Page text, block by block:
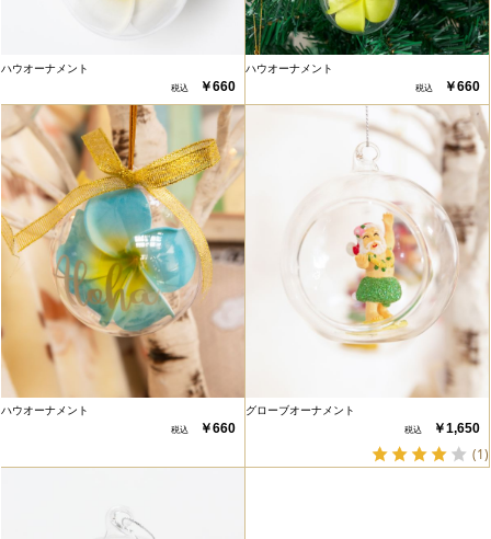
ハウオーナメント
￥660
ハウオーナメント
￥660
ハウオーナメント
￥660
グローブオーナメント
￥1,650
(1)